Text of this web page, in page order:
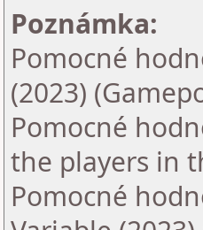
Poznámka:
Pomocné
(2023)
Pomocné
the players in
Pomocné